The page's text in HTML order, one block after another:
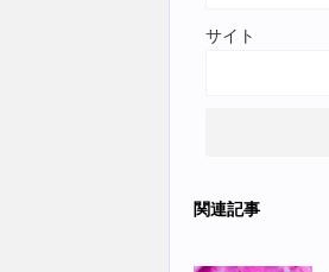
サイト
関連記事